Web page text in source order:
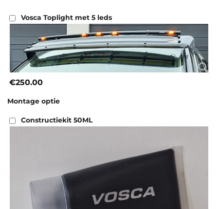
Vosca Toplight met 5 leds
€250.00
Montage optie
Constructiekit 50ML